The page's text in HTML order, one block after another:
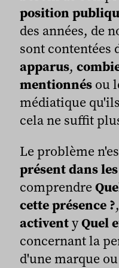
position
des années, de
sont contentées
apparus,
mentionnés ou
médiatique
cela ne suffit
Le problème
présent dans
comprendre
cette présence ?,
activentyQuel
concernant la
d'une marque